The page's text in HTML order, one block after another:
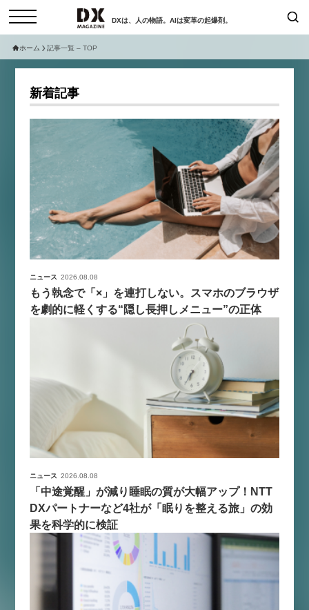
DXは、人の物語。AIは変革の起爆剤。
セミナー
日本オムニチャネル協会
トップページ
特集
動画
サイトマップ
お問い合わせ
個人情報保護法について
運営会社
検索
現在開催予定のセミナー
セミナー
【8/12開催】「イノベーションを
数値化する」～投資される事業の
基準と、終活DX「SouSou」に
学ぶ資金調達・巻き込みのリアル
～
セミナー
【9/30開催】AIで何でもできる時
代に、なぜ「DX人財」というキ
ャリアが求められるのか
ホーム 記事一覧 – TOP
新着記事
ニュース 2026.08.08
もう執念で「×」を連打しない。スマホのブラウザ
を劇的に軽くする“隠し長押しメニュー”の正体
ニュース 2026.08.08
「中途覚醒」が減り睡眠の質が大幅アップ！NTT
DXパートナーなど4社が「眠りを整える旅」の効
果を科学的に検証